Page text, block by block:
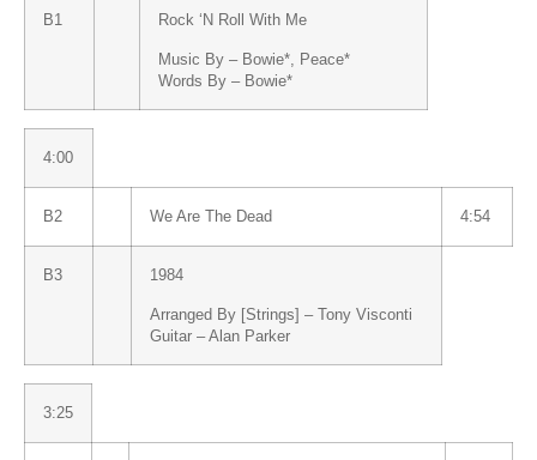
B1 Rock ‘N Roll With Me
Music By – Bowie* Peace*
Words By – Bowie*
4:00
B2 We Are The Dead 4:54
B3 1984
Arranged By [Strings] – Tony Visconti
Guitar –Alan Parker
3:25